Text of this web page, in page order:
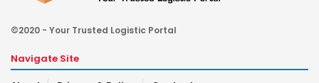
©2020 - Your Trusted Logistic Portal
Navigate Site